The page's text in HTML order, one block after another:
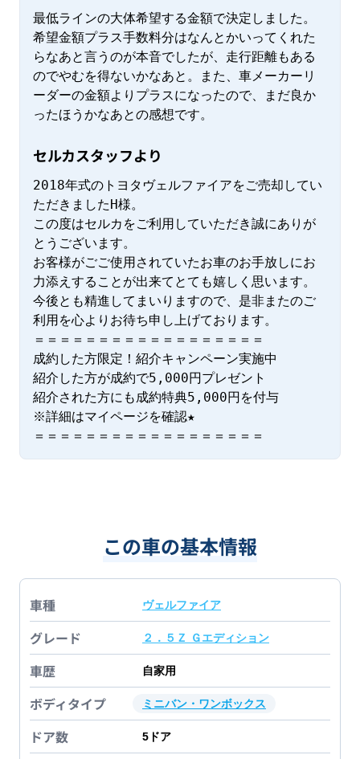
最低ラインの大体希望する金額で決定しました。
希望金額プラス手数料分はなんとかいってくれた
らなあと言うのが本音でしたが、走行距離もある
のでやむを得ないかなあと。また、車メーカーリ
ーダーの金額よりプラスになったので、まだ良か
ったほうかなあとの感想です。
セルカスタッフより
2018年式のトヨタヴェルファイアをご売却してい
ただきましたH様。
この度はセルカをご利用していただき誠にありが
とうございます。
お客様がごご使用されていたお車のお手放しにお
力添えすることが出来てとても嬉しく思います。
今後とも精進してまいりますので、是非またのご
利用を心よりお待ち申し上げております。
＝＝＝＝＝＝＝＝＝＝＝＝＝＝＝＝＝＝
成約した方限定！紹介キャンペーン実施中
紹介した方が成約で5,000円プレゼント
紹介された方にも成約特典5,000円を付与
※詳細はマイページを確認★
＝＝＝＝＝＝＝＝＝＝＝＝＝＝＝＝＝＝
この車の基本情報
車種 ヴェルファイア
グレード ２．５Ｚ Ｇエディション
車歴 自家用
ボディタイプ ミニバン・ワンボックス
ドア数 5 ドア